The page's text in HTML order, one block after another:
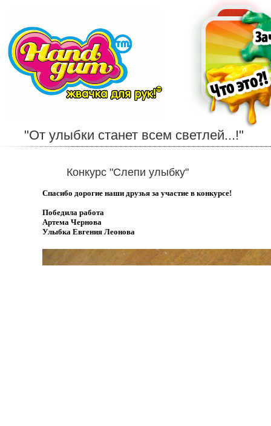
"От улыбки станет всем светлей...!"
Конкурс "Слепи улыбку"
Спасибо дорогие наши друзья за участие в конкурсе!
Победила работа
Артема Чернова
Улыбка Евгения Леонова